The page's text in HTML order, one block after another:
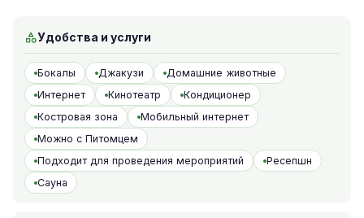
Удобства и услуги
Бокалы Джакузи
Домашние животные
Интернет
Кинотеатр
Кондиционер
Костровая зона
Мобильный интернет
Можно с Питомцем
Подходит для проведения мероприятий
Ресепшн
Сауна